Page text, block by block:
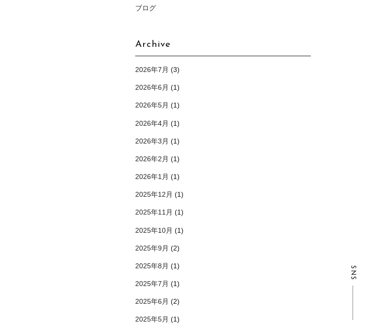
SNS
ブログ
Archive
2026年7月 (3)
2026年6月 (1)
2026年5月 (1)
2026年4月 (1)
2026年3月 (1)
2026年2月 (1)
2026年1月 (1)
2025年12月 (1)
2025年11月 (1)
2025年10月 (1)
2025年9月 (2)
2025年8月 (1)
2025年7月 (1)
2025年6月 (2)
2025年5月 (1)